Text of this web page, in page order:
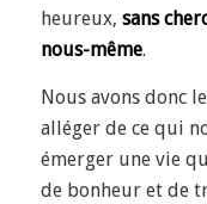
heureux, sans
nous-même.
Nous avons donc
alléger de ce qui
émerger une vie
de bonheur et de